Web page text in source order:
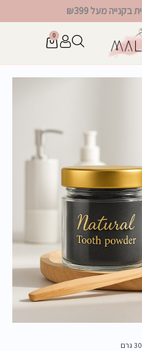
מעל ₪399
0
עגלת